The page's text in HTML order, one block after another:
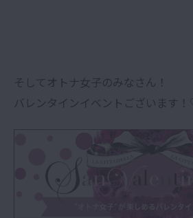
そしてオトナ女子のみなさん！
バレンタインイベントございます！♡